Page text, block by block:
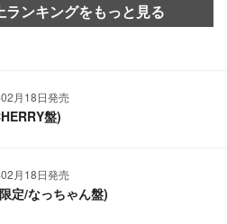
ンキングをもっと見る
月18日発売
盤)
月18日発売
定/なっちゃん盤)